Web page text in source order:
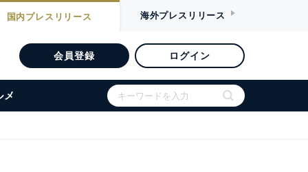
国内プレスリリース 海外プレスリリース
会員登録 ログイン
メ